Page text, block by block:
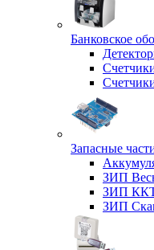
Банковское
Запасные
ЗИП
ЗИП
ЗИП